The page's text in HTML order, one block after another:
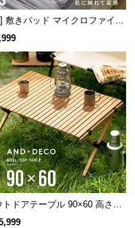
採用し、雨水や埃
敷きパッド マイクロファイバ
トドアテーブル 90×60 高さ44